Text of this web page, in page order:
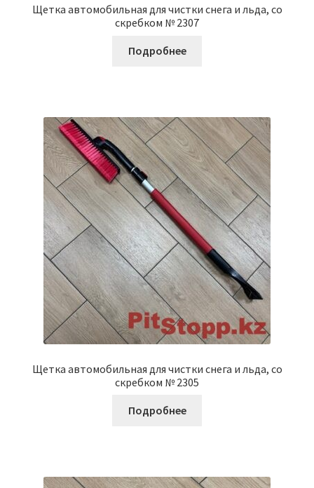
Щетка автомобильная для чистки снега и льда, со
скребком № 2307
Подробнее
Щетка автомобильная для чистки снега и льда, со
скребком № 2305
Подробнее